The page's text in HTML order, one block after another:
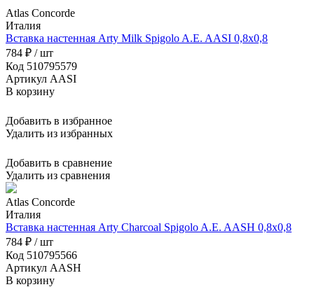
Atlas Concorde
Италия
Вставка настенная Arty Milk Spigolo A.E. AASI 0,8x0,8
784 ₽ / шт
Код 510795579
Артикул AASI
В корзину
Добавить в избранное
Удалить из избранных
Добавить в сравнение
Удалить из сравнения
Atlas Concorde
Италия
Вставка настенная Arty Charcoal Spigolo A.E. AASH 0,8x0,8
784 ₽ / шт
Код 510795566
Артикул AASH
В корзину